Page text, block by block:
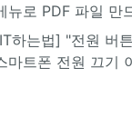
뉴로 PDF 파일 만
하는법] "전원 버
마트폰 전원 끄기